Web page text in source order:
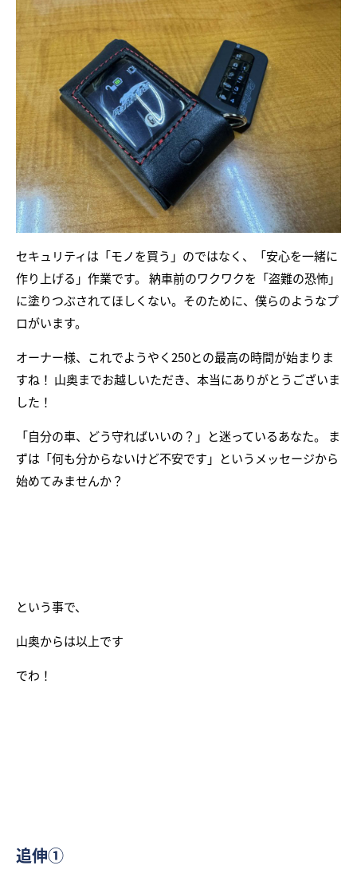
セキュリティは「モノを買う」のではなく、「安心を一緒に
作り上げる」作業です。 納車前のワクワクを「盗難の恐怖」
に塗りつぶされてほしくない。そのために、僕らのようなプ
ロがいます。
オーナー様、これでようやく250との最高の時間が始まりま
すね！ 山奥までお越しいただき、本当にありがとうございま
した！
「自分の車、どう守ればいいの？」と迷っているあなた。 ま
ずは「何も分からないけど不安です」というメッセージから
始めてみませんか？
という事で、
山奥からは以上です
でわ！
追伸①